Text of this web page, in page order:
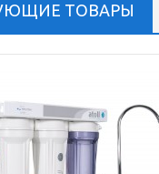
ТОВАРЫ